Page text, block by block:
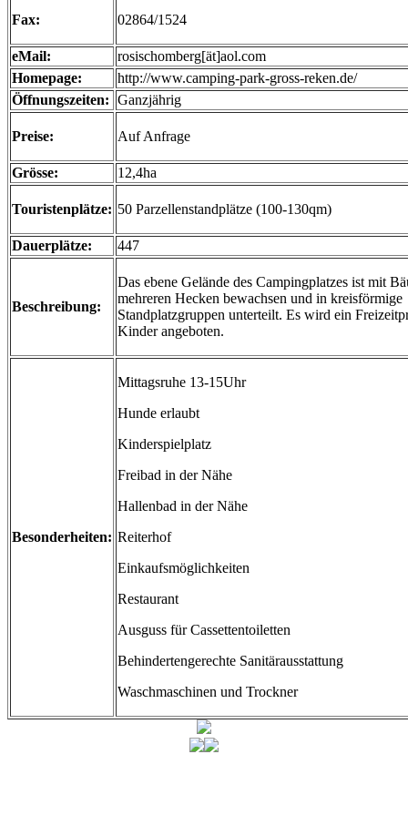
Fax: 02864/1524
eMail:
rosischomberg[ät]aol.com
Homepage:
http://www.camping-park-gross-reken.de/
Öffnungszeiten: Ganzjährig
Preise: Auf Anfrage
Grösse: 12,4ha
Touristenplätze: 50 Parzellenstandplätze (100-130qm)
Dauerplätze: 447
Beschreibung:
Das ebene Gelände des Campingplatzes ist mit
mehreren Hecken bewachsen und in kreisförmige
Standplatzgruppen unterteilt. Es wird ein
Kinder angeboten.
Besonderheiten:
Mittagsruhe 13-15Uhr
Hunde erlaubt
Kinderspielplatz
Freibad in der Nähe
Hallenbad in der Nähe
Reiterhof
Einkaufsmöglichkeiten
Restaurant
Ausguss für Cassettentoiletten
Behindertengerechte Sanitärausstattung
Waschmaschinen und Trockner